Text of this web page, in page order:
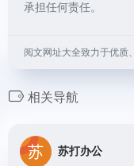
承担任何责任。
阅文网址大全致力于优质
相关导航
苏打办公